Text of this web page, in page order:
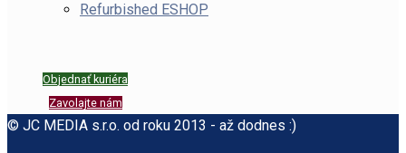
Refurbished ESHOP
Objednať kuriéra
Zavolajte nám
© JC MEDIA s.r.o. od roku 2013 - až dodnes :)